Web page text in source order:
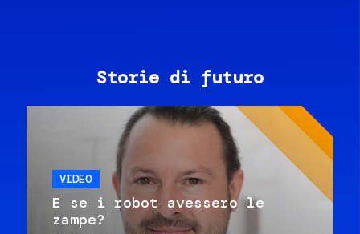
Storie di futuro
VIDEO
E se i robot avessero le
zampe?